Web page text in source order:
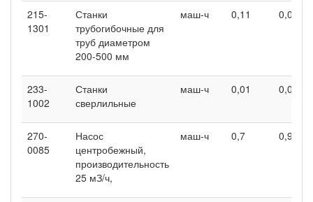
215-
1301
Станки
трубогибочные для
труб диаметром
200-500 мм
маш-ч 0,11 0,08
233-
1002
Станки
сверлильные
маш-ч 0,01 0,02
270-
0085
Насос
центробежный,
производительность
25 мЗ/ч,
маш-ч 0,7 0,91